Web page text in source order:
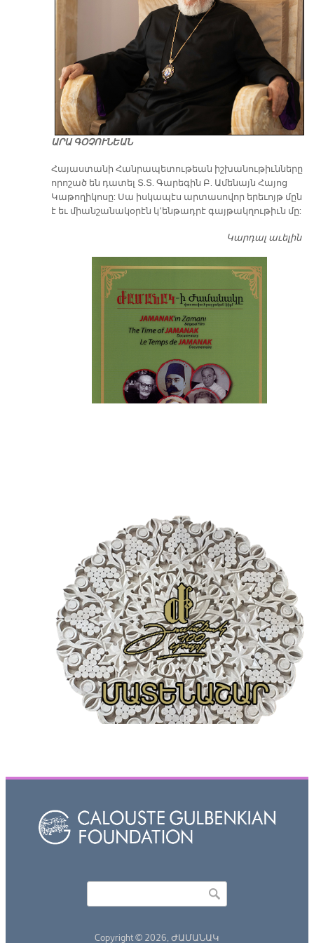
ԱՐԱ ԳՕՉՈՒՆԵԱՆ
​Հայաստանի Հանրապետութեան իշխանութիւնները
որոշած են դատել Տ.Տ. Գարեգին Բ. Ամենայն Հայոց
Կաթողիկոսը: Սա իսկապէս արտասովոր երեւոյթ մըն
է եւ միանշանակօրէն կ՚ենթադրէ գայթակղութիւն մը:
Կարդալ աւելին
Copyright © 2026, ԺԱՄԱՆԱԿ